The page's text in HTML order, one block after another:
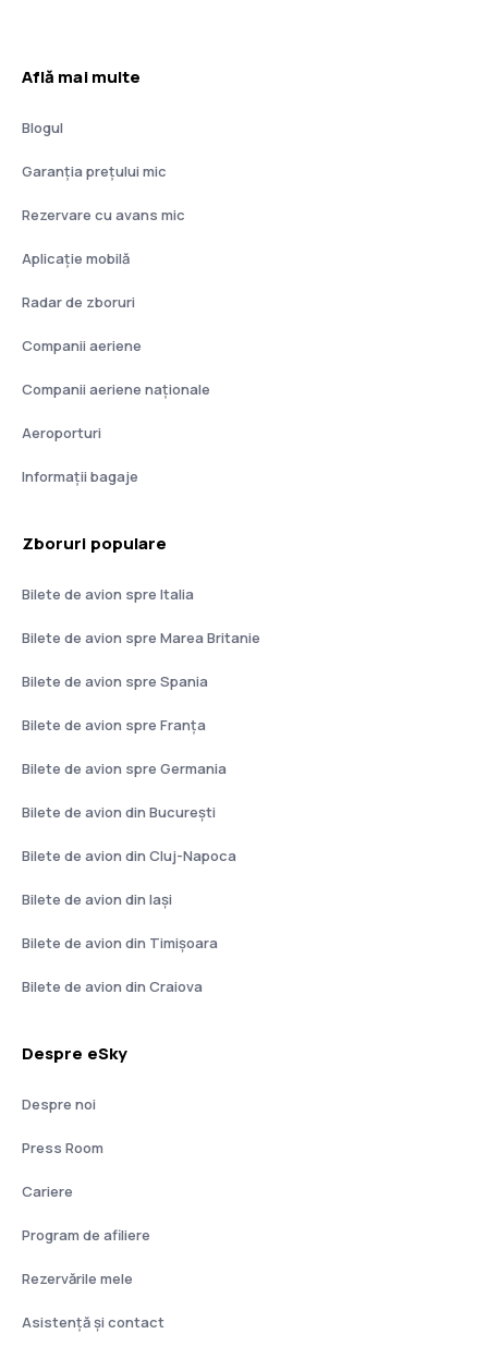
Află mai multe
Blogul
Garanția prețului mic
Rezervare cu avans mic
Aplicație mobilă
Radar de zboruri
Companii aeriene
Companii aeriene naţionale
Aeroporturi
Informații bagaje
Zboruri populare
Bilete de avion spre Italia
Bilete de avion spre Marea Britanie
Bilete de avion spre Spania
Bilete de avion spre Franţa
Bilete de avion spre Germania
Bilete de avion din București
Bilete de avion din Cluj-Napoca
Bilete de avion din Iași
Bilete de avion din Timișoara
Bilete de avion din Craiova
Despre eSky
Despre noi
Press Room
Cariere
Program de afiliere
Rezervările mele
Asistenţă şi contact